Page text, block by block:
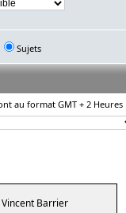
Sujets
au format GMT + 2 Heures
Vincent Barrier